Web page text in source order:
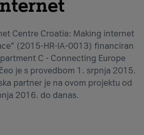
Centre Croatia: Making internet
(2015-HR-IA-0013) financiran
C - Connecting Europe
je s provedbom 1. srpnja 2015.
partner je na ovom projektu od
2016. do danas.